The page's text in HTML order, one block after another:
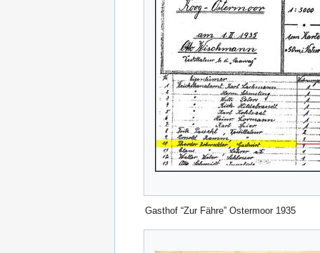
Gasthof “Zur Fähre” Ostermoor 1935